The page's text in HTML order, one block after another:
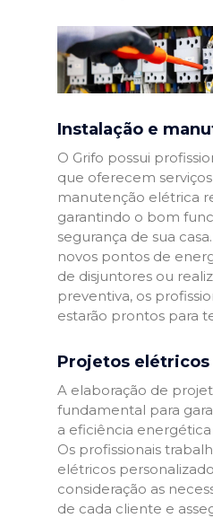
Instalação e
O Grifo possui
que oferecem
manutenção elétrica
garantindo o bom
segurança de sua
novos pontos de
de disjuntores ou
preventiva, os
estarão prontos para
Projetos elétricos
A elaboração de
fundamental para
a eficiência
Os profissionais
elétricos
consideração as
de cada cliente e